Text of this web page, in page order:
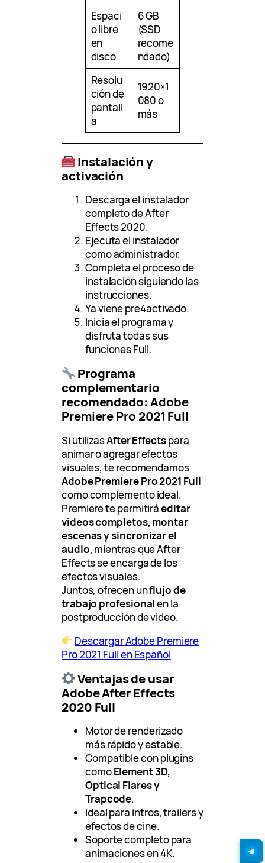
Espaci
o libre
en
disco
6 GB
(SSD
recome
ndado)
Resolu
ción de
pantall
a
1920×1
080 o
más
Instalación y
activación
Descarga el instalador
completo de After
Effects 2020.
Ejecuta el instalador
como administrador.
Completa el proceso de
instalación siguiendo las
instrucciones.
Ya viene pre4activado.
Inicia el programa y
disfruta todas sus
funciones Full.
Programa
complementario
recomendado: Adobe
Premiere Pro 2021 Full
Si utilizasAfter Effectspara
animar o agregar efectos
visuales, te recomendamos
Adobe Premiere Pro 2021 Full
como complemento ideal.
Premiere te permitiráeditar
videos completos, montar
escenas y sincronizar el
audio, mientras que After
Effects se encarga de los
efectos visuales.
Juntos, ofrecen unflujo de
trabajo profesionalen la
postproducción de video.
Descargar Adobe Premiere
Pro 2021 Full en Español
Ventajas de usar
Adobe After Effects
2020 Full
Motor de renderizado
más rápido y estable.
Compatible con plugins
comoElement 3D,
Optical Flares y
Trapcode.
Ideal para intros, trailers y
efectos de cine.
Soporte completo para
animaciones en 4K.